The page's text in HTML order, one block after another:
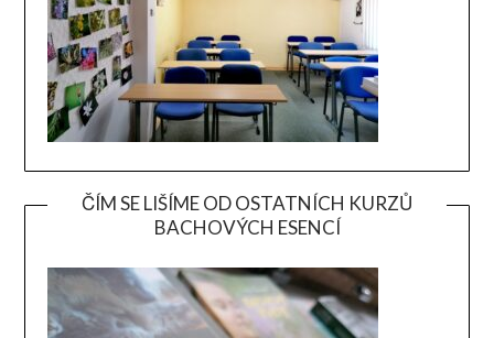
ČÍM SE LIŠÍME OD OSTATNÍCH KURZŮ
BACHOVÝCH ESENCÍ